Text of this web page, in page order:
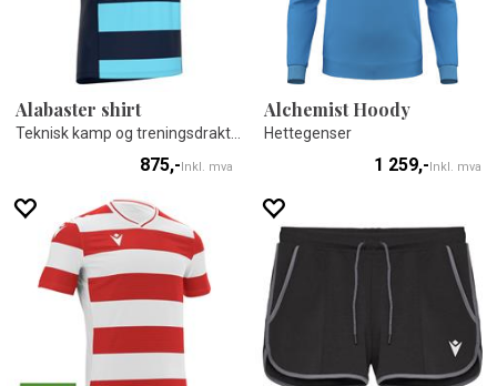
Alabaster shirt
875,-Inkl. mva
Alchemist Hoody
Hettegenser
1 259,-Inkl. mva